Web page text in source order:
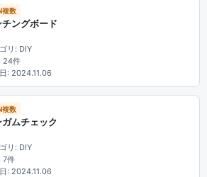
複数
ングボード
リ: DIY
24件
: 2024.11.06
複数
ガムチェック
リ: DIY
7件
: 2024.11.06